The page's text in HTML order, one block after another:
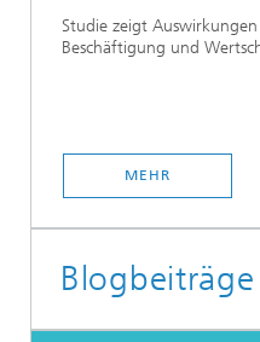
Studie zeigt
Beschäftigung und
MEHR
Blogbeiträge